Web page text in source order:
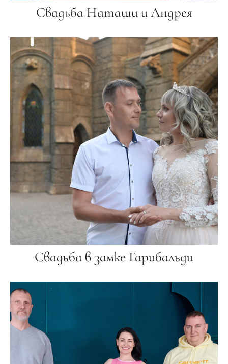
Свадьба Наташи и Андрея
Свадьба в замке Гарибальди